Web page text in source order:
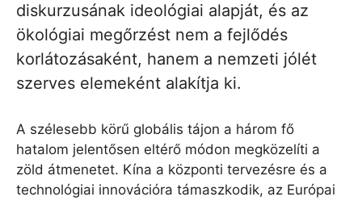
diskurzusának ideológiai alapját, és az
ökológiai megőrzést nem a fejlődés
korlátozásaként, hanem a nemzeti jólét
szerves elemeként alakítja ki.
A szélesebb körű globális tájon a három fő
hatalom jelentősen eltérő módon megközelíti a
zöld átmenetet. Kína a központi tervezésre és a
technológiai innovációra támaszkodik, az Európai